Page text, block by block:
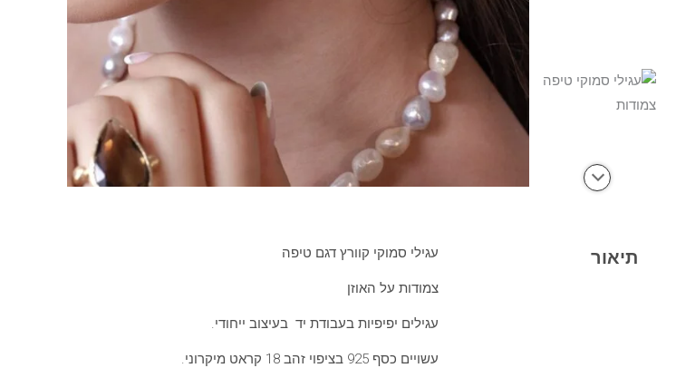
תיאור עגילי סמוקי קוורץ דגם טיפה
צמודות על האוזן
עגילים יפיפיות בעבודת יד בעיצוב ייחודי.
עשויים כסף 925 בציפוי זהב 18 קראט מיקרוני.